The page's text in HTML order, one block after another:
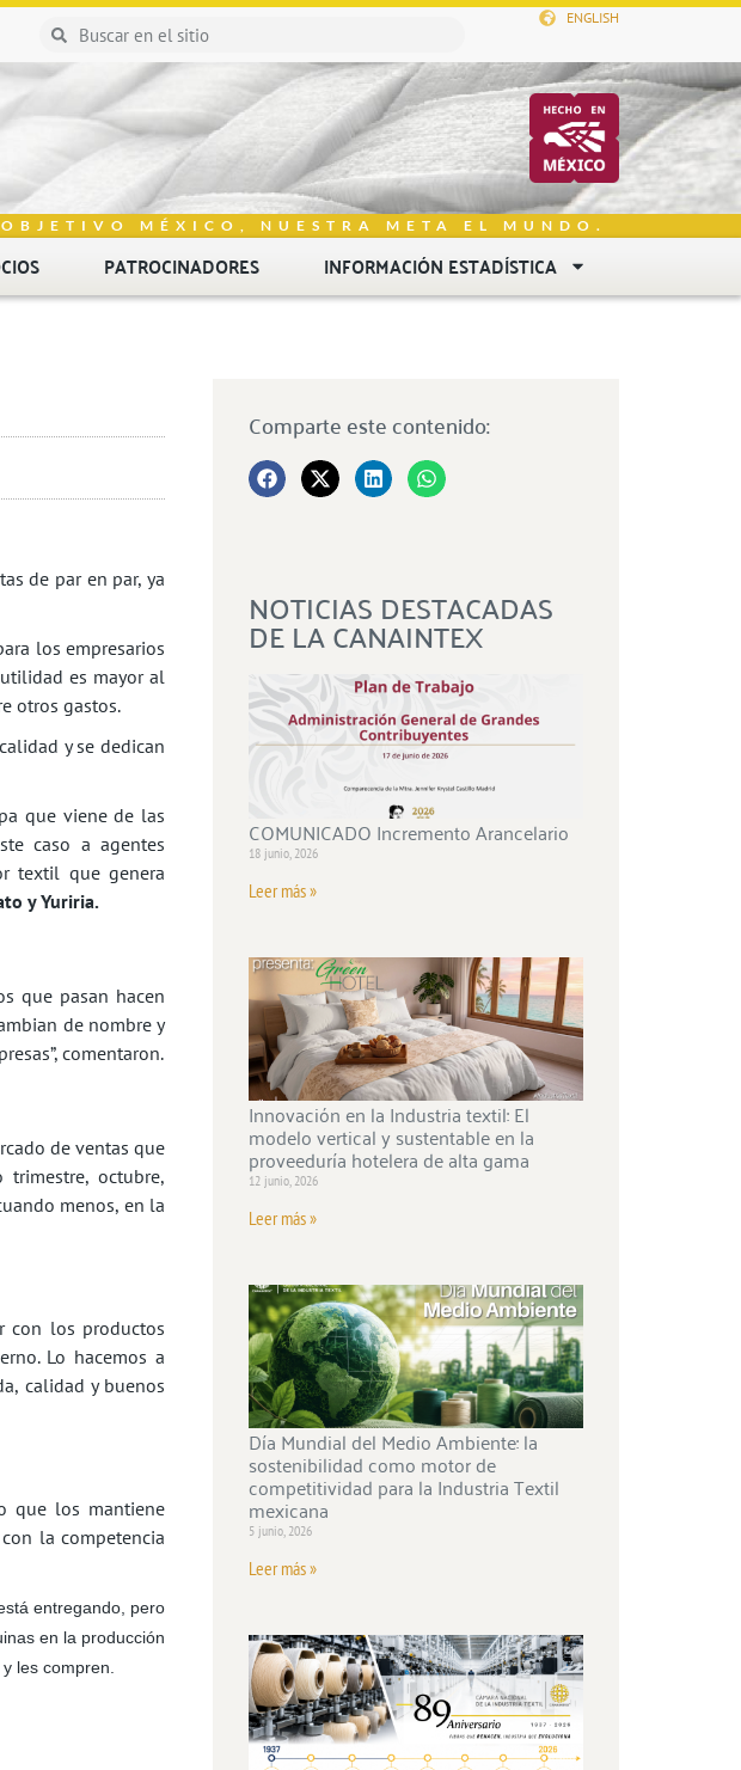
ENGLISH
MÉXICO, NUESTRA META EL MUNDO.
PATROCINADORES INFORMACIÓN ESTADÍSTICA
de par en par, ya
los empresarios
es mayor al
otros gastos.
y se dedican
que viene de las
caso a agentes
textil que genera
y Yuriria.
que pasan hacen
de nombre y
comentaron.
de ventas que
octubre,
menos, en la
con los productos
Lo hacemos a
calidad y buenos
que los mantiene
la competencia
entregando, pero
en la producción
les compren.
Comparte este contenido:
NOTICIAS DESTACADAS
DE LA CANAINTEX
COMUNICADO Incremento Arancelario
18 junio, 2026
Leer más »
Innovación en la Industria textil: El
modelo vertical y sustentable en la
proveeduría hotelera de alta gama
12 junio, 2026
Leer más »
Día Mundial del Medio Ambiente: la
sostenibilidad como motor de
competitividad para la Industria Textil
mexicana
5 junio, 2026
Leer más »